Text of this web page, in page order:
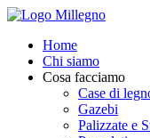
Home
Chi siamo
Cosa facciamo
Case di
Gazebi
Palizzate e